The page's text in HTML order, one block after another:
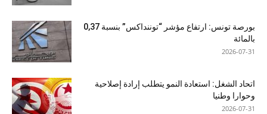
بورصة تونس: ارتفاع مؤشر “توننداكس” بنسبة 0,37
بالمائة
2026-07-31
اتحاد الشغل: استعادة النمو يتطلب إرادة إصلاحية
وحوارا وطنيا
2026-07-31